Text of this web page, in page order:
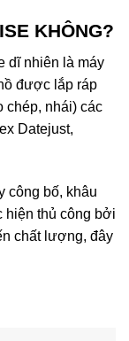
KHÔNG?
dĩ nhiên là máy
được lắp ráp
chép, nhái) các
Datejust,
công bố, khâu
hiện thủ công bởi
chất lượng, đây